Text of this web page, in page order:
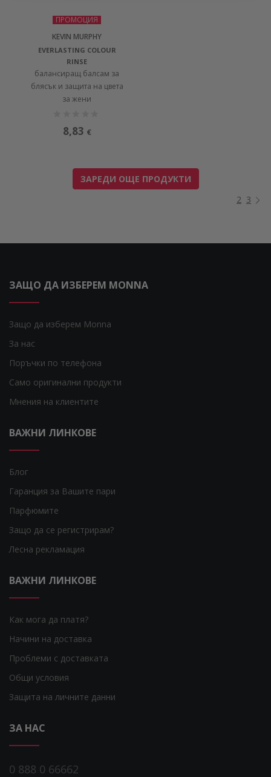
ПРОМОЦИЯ
KEVIN MURPHY
EVERLASTING COLOUR
RINSE
балансиращ балсам за
блясък и защита на цвета
за жени
8,83 €
ЗАРЕДИ ОЩЕ ПРОДУКТИ
2 3
ЗАЩО ДА ИЗБЕРЕМ MONNA
Защо да изберем Monna
За нас
Поръчки по телефона
Само оригинални продукти
Мнения на клиентите
ВАЖНИ ЛИНКОВЕ
Блог
Гаранция за Вашите пари
Парфюмите
Защо да се регистрирам?
Лесна рекламация
ВАЖНИ ЛИНКОВЕ
Как мога да платя?
Начини на доставка
Проблеми с доставката
Общи условия
Защита на личните данни
ЗА НАС
0 888 0 66662